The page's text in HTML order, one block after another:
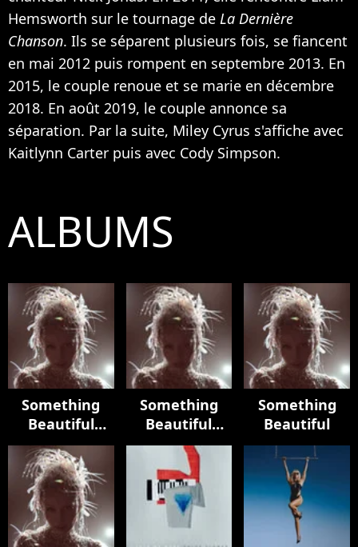
Hemsworth sur le tournage de La Dernière
Chanson. Ils se séparent plusieurs fois, se fiancent
en mai 2012 puis rompent en septembre 2013. En
2015, le couple renoue et se marie en décembre
2018. En août 2019, le couple annonce sa
séparation. Par la suite, Miley Cyrus s'affiche avec
Kaitlynn Carter puis avec Cody Simpson.
ALBUMS
Something
Beautiful
(Deluxe)
Something
Beautiful
(Edits)
Something
Beautiful